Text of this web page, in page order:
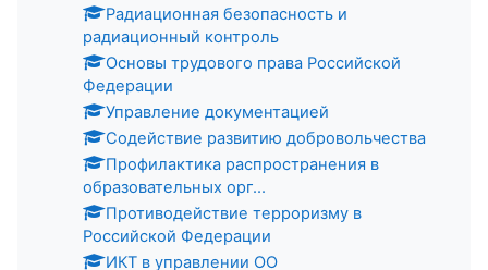
Радиационная безопасность и
радиационный контроль
Основы трудового права Российской
Федерации
Управление документацией
Содействие развитию добровольчества
Профилактика распространения в
образовательных орг...
Противодействие терроризму в
Российской Федерации
ИКТ в управлении ОО